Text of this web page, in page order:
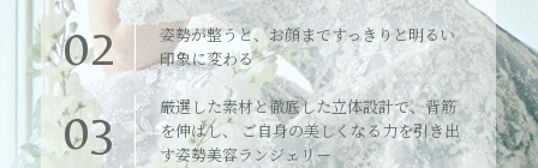
02
姿勢が整うと、お顔まですっきりと明るい
印象に変わる
03
厳選した素材と徹底した立体設計で、背筋
を伸ばし、 ご自身の美しくなる力を引き出
す姿勢美容ランジェリー